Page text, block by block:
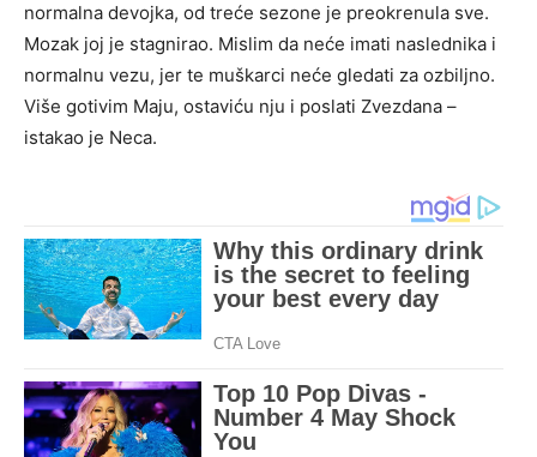
normalna devojka, od treće sezone je preokrenula sve.
Mozak joj je stagnirao. Mislim da neće imati naslednika i
normalnu vezu, jer te muškarci neće gledati za ozbiljno.
Više gotivim Maju, ostaviću nju i poslati Zvezdana –
istakao je Neca.